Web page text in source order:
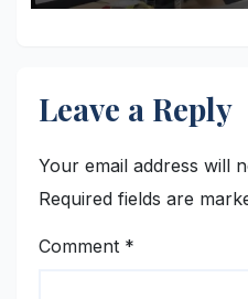
Leave a Reply
Your email address will
Required fields are
Comment *